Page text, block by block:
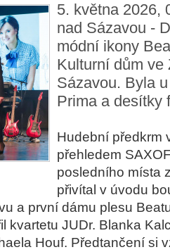
5. května 2026,
nad Sázavou -
módní ikony
Kulturní dům ve
Sázavou. Byla
Prima a desítky
Hudební předkrm
přehledem
posledního místa
přivítal v úvodu
a první dámu plesu
kvartetu JUDr. Blanka
Houf. Předtančení si